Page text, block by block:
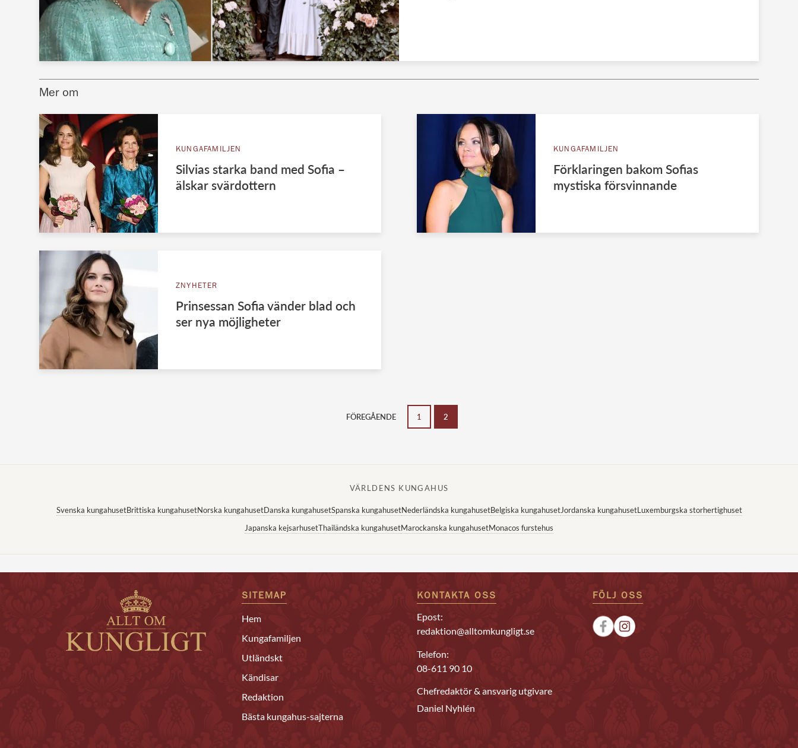
Mer om
KUNGAFAMILJEN
Silvias starka band med Sofia –
älskar svärdottern
KUNGAFAMILJEN
Förklaringen bakom Sofias
mystiska försvinnande
ZNYHETER
Prinsessan Sofia vänder blad och
ser nya möjligheter
FÖREGÅENDE 1 2
VÄRLDENS KUNGAHUS
Svenska kungahusetBrittiska kungahusetNorska kungahusetDanska kungahusetSpanska kungahusetNederländska kungahusetBelgiska kungahusetJordanska kungahusetLuxemburgska storhertighuset
Japanska kejsarhusetThailändska kungahusetMarockanska kungahusetMonacos furstehus
SITEMAP
Hem
Kungafamiljen
Utländskt
Kändisar
Redaktion
Bästa kungahus-sajterna
KONTAKTA OSS
Epost:
redaktion@alltomkungligt.se
Telefon:
08-611 90 10
Chefredaktör & ansvarig utgivare
Daniel Nyhlén
FÖLJ OSS